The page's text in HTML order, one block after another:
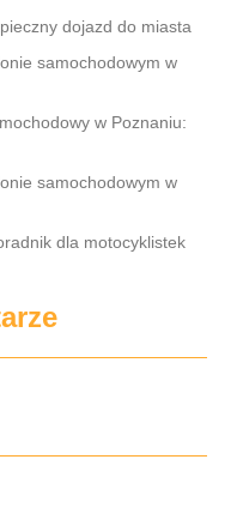
dojazd do miasta
samochodowym w
w Poznaniu:
samochodowym w
dla motocyklistek